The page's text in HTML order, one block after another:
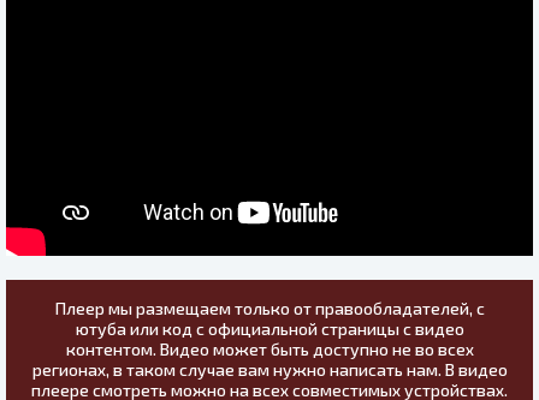
Плеер мы размещаем только от правообладателей, с
ютуба или код с официальной страницы с видео
контентом. Видео может быть доступно не во всех
регионах, в таком случае вам нужно написать нам. В видео
плеере смотреть можно на всех совместимых устройствах.